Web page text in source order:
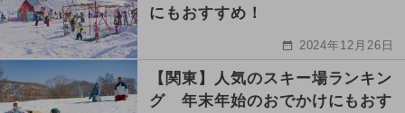
にもおすすめ！
2024年12月26日
【関東】人気のスキー場ランキン
グ 年末年始のおでかけにもおす